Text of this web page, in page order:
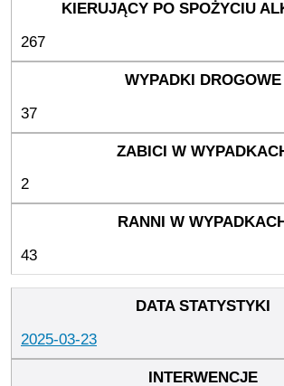
267
37
2
43
2025-03-23